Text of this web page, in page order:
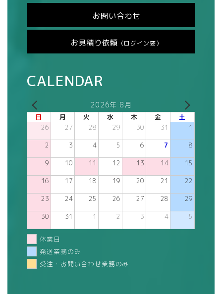
お問い合わせ
お見積り依頼 （ログイン要）
CALENDAR
2026年 8月
日 月 火 水 木 金 土
26 27 28 29 30 31 1
2 3 4 5 6 7 8
9 10 11 12 13 14 15
16 17 18 19 20 21 22
23 24 25 26 27 28 29
30 31 1 2 3 4 5
休業日
発送業務のみ
受注・お問い合わせ業務のみ